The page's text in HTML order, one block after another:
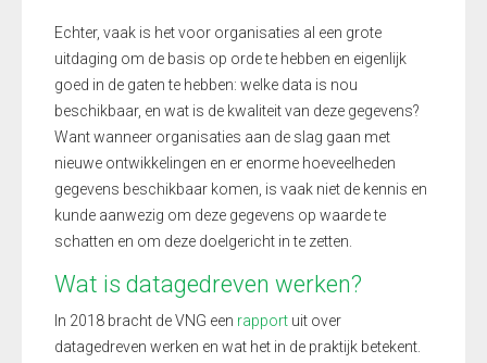
Echter, vaak is het voor organisaties al een grote
uitdaging om de basis op orde te hebben en eigenlijk
goed in de gaten te hebben: welke data is nou
beschikbaar, en wat is de kwaliteit van deze gegevens?
Want wanneer organisaties aan de slag gaan met
nieuwe ontwikkelingen en er enorme hoeveelheden
gegevens beschikbaar komen, is vaak niet de kennis en
kunde aanwezig om deze gegevens op waarde te
schatten en om deze doelgericht in te zetten.
Wat is datagedreven werken?
In 2018 bracht de VNG een rapport uit over
datagedreven werken en wat het in de praktijk betekent.